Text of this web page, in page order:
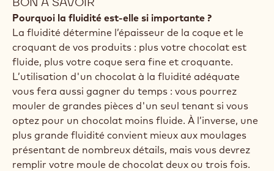
Pourquoi la fluidité est-elle si importante ?
La fluidité détermine l’épaisseur de la coque et le
croquant de vos produits : plus votre chocolat est
fluide, plus votre coque sera fine et croquante.
L’utilisation d'un chocolat à la fluidité adéquate
vous fera aussi gagner du temps : vous pourrez
mouler de grandes pièces d'un seul tenant si vous
optez pour un chocolat moins fluide. À l’inverse, une
plus grande fluidité convient mieux aux moulages
présentant de nombreux détails, mais vous devrez
remplir votre moule de chocolat deux ou trois fois.